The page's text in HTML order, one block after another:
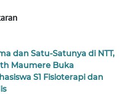
dan Satu-Satunya di NTT,
Maumere Buka
S1 Fisioterapi dan